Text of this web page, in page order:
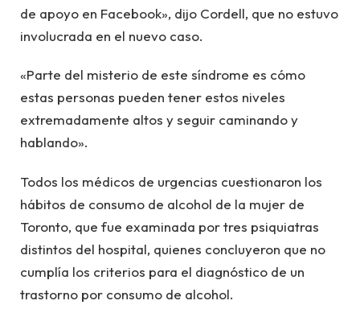
de apoyo en Facebook», dijo Cordell, que no estuvo
involucrada en el nuevo caso.
«Parte del misterio de este síndrome es cómo
estas personas pueden tener estos niveles
extremadamente altos y seguir caminando y
hablando».
Todos los médicos de urgencias cuestionaron los
hábitos de consumo de alcohol de la mujer de
Toronto, que fue examinada por tres psiquiatras
distintos del hospital, quienes concluyeron que no
cumplía los criterios para el diagnóstico de un
trastorno por consumo de alcohol.